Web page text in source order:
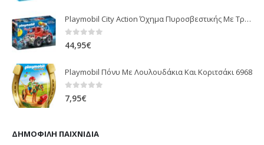
Playmobil City Action Όχημα Πυροσβεστικής Με Τροχαλία Ρυμούλκησης 9466
0 out of 5
44,95€
Playmobil Πόνυ Με Λουλουδάκια Και Κοριτσάκι 6968
0out of 5
7,95€
ΔΗΜΟΦΙΛΉ ΠΑΙΧΝΊΔΙΑ